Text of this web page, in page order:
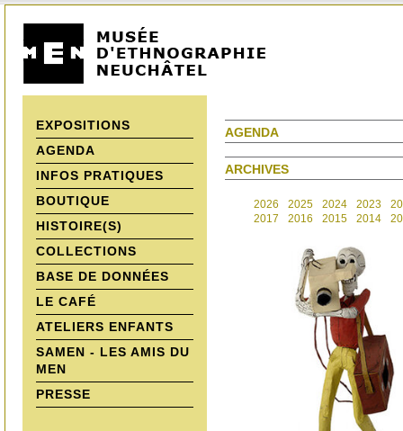
EXPOSITIONS
AGENDA
INFOS PRATIQUES
BOUTIQUE
HISTOIRE(S)
COLLECTIONS
BASE DE DONNÉES
LE CAFÉ
ATELIERS ENFANTS
SAMEN - LES AMIS DU
MEN
PRESSE
AGENDA
ARCHIVES
2026 2025 2024 2023
2017
2016 2015 2014